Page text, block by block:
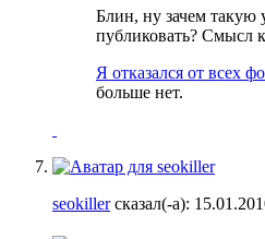
Блин, ну зачем такую
публиковать? Смысл
Я отказался от всех
больше нет.
seokillerсказал(-а):